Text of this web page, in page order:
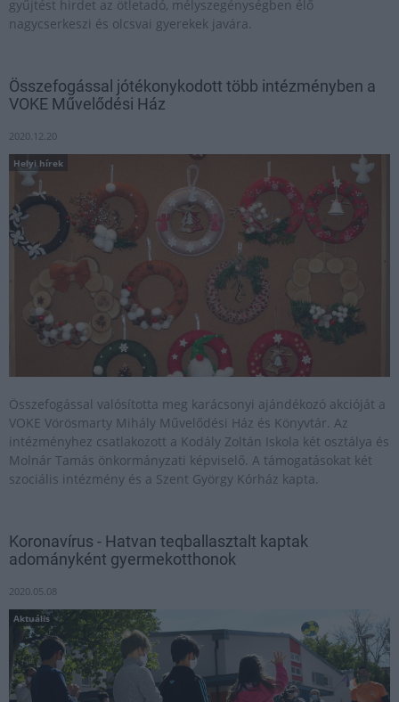
gyűjtést hirdet az ötletadó, mélyszegénységben élő
nagycserkeszi és olcsvai gyerekek javára.
Összefogással jótékonykodott több intézményben a
VOKE Művelődési Ház
2020.12.20
Helyi hírek
Összefogással valósította meg karácsonyi ajándékozó akcióját a
VOKE Vörösmarty Mihály Művelődési Ház és Könyvtár. Az
intézményhez csatlakozott a Kodály Zoltán Iskola két osztálya és
Molnár Tamás önkormányzati képviselő. A támogatásokat két
szociális intézmény és a Szent György Kórház kapta.
Koronavírus - Hatvan teqballasztalt kaptak
adományként gyermekotthonok
2020.05.08
Aktuális